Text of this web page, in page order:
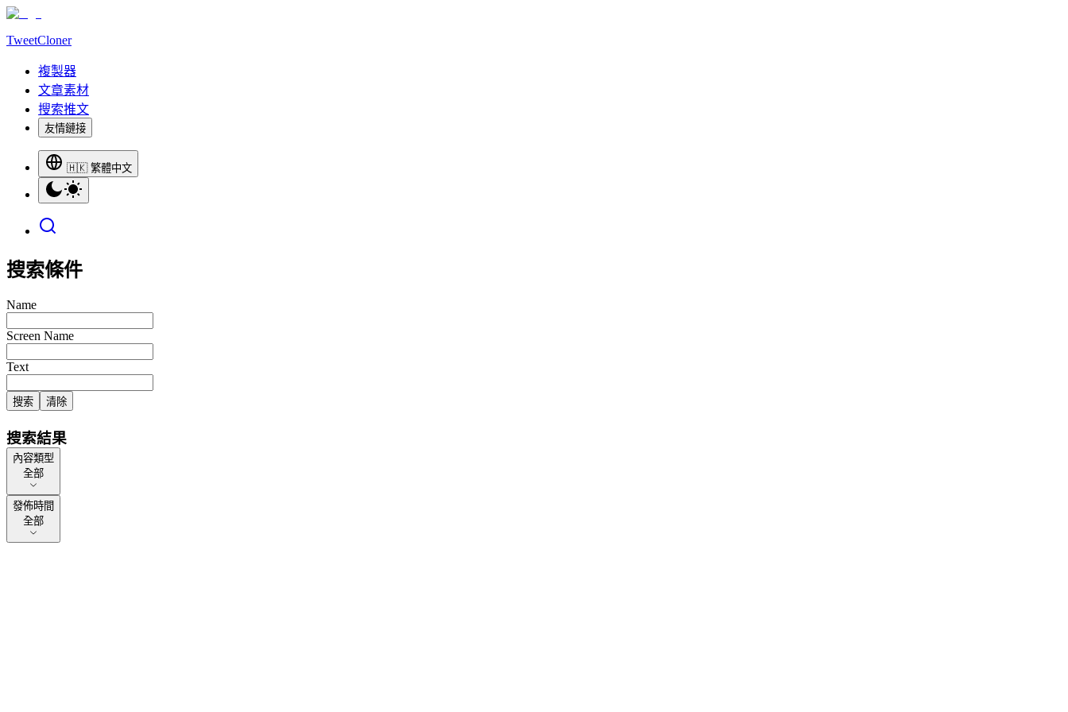
TweetCloner
複製器
文章素材
搜索推文
友情鏈接
🇭🇰 繁體中文
搜索條件
Name
Screen Name
Text
搜索 清除
搜索結果
內容類型
內容類型
全部
發佈時間
發佈時間
全部